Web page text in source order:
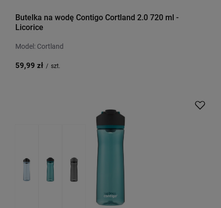
Butelka na wodę Contigo Cortland 2.0 720 ml -
Licorice
Model: Cortland
59,99 zł / szt.